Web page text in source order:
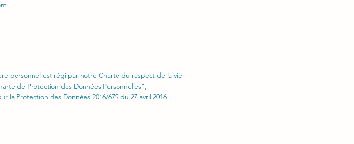
personnel est régi par notre Charte du respect de la vie
de Protection des Données Personnelles",
la Protection des Données 2016/679 du 27 avril 2016